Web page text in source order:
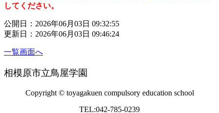
してください。
公開日：2026年06月03日 09:32:55
更新日：2026年06月03日 09:46:24
一覧画面へ
相模原市立鳥屋学園
Copyright © toyagakuen compulsory education school
TEL:042-785-0239